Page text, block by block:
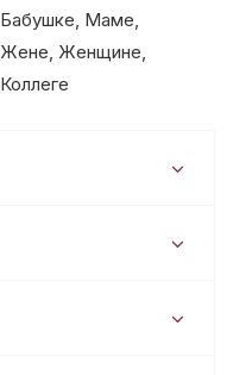
Бабушке, Маме,
Жене, Женщине,
Коллеге